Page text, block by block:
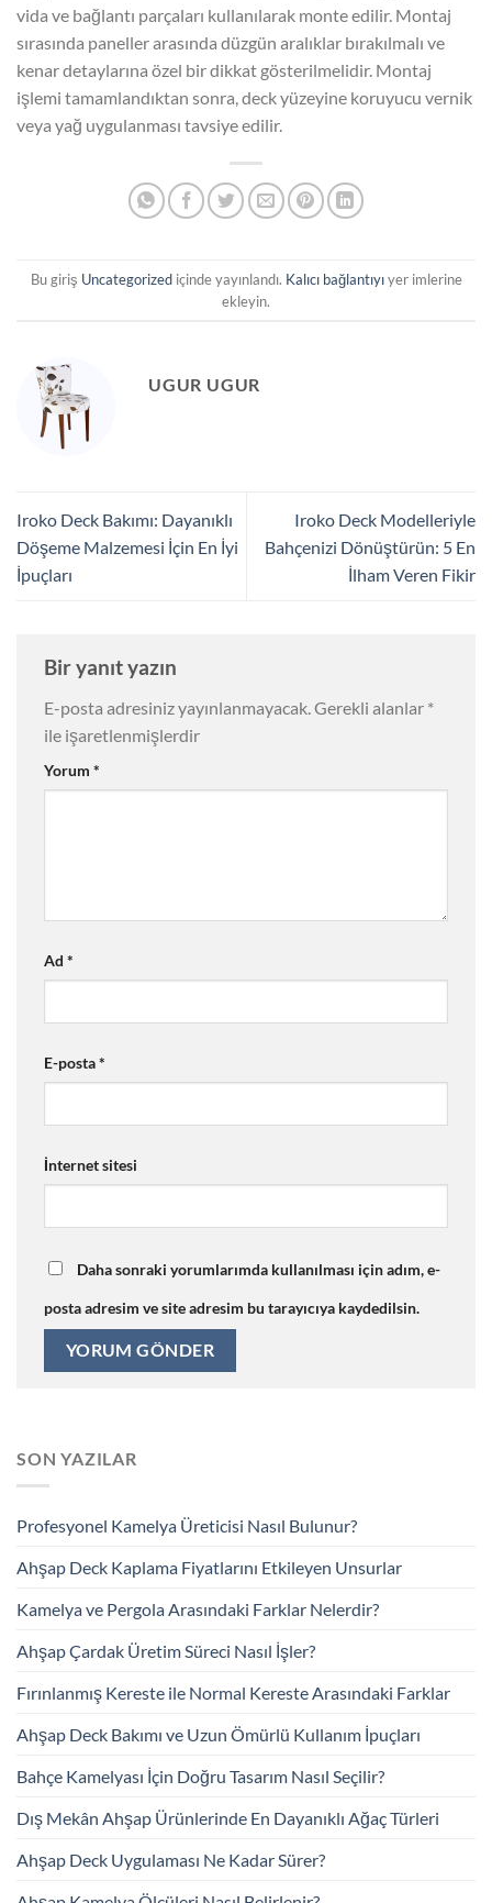
vida ve bağlantı parçaları kullanılarak monte edilir. Montaj
sırasında paneller arasında düzgün aralıklar bırakılmalı ve
kenar detaylarına özel bir dikkat gösterilmelidir. Montaj
işlemi tamamlandıktan sonra, deck yüzeyine koruyucu vernik
veya yağ uygulanması tavsiye edilir.
Bu giriş Uncategorizediçinde yayınlandı. Kalıcı bağlantıyıyer imlerine
ekleyin.
UGUR UGUR
Iroko Deck Bakımı: Dayanıklı
Döşeme Malzemesi İçin En İyi
İpuçları
Iroko Deck Modelleriyle
Bahçenizi Dönüştürün: 5 En
İlham Veren Fikir
Bir yanıt yazın
E-posta adresiniz yayınlanmayacak.Gerekli alanlar *
ile işaretlenmişlerdir
Yorum *
Ad *
E-posta*
İnternet sitesi
Daha sonraki yorumlarımda kullanılması için adım, e-
posta adresim ve site adresim bu tarayıcıya kaydedilsin.
SON YAZILAR
Profesyonel Kamelya Üreticisi Nasıl Bulunur?
Ahşap Deck Kaplama Fiyatlarını Etkileyen Unsurlar
Kamelya ve Pergola Arasındaki Farklar Nelerdir?
Ahşap Çardak Üretim Süreci Nasıl İşler?
Fırınlanmış Kereste ile Normal Kereste Arasındaki Farklar
Ahşap Deck Bakımı ve Uzun Ömürlü Kullanım İpuçları
Bahçe Kamelyası İçin Doğru Tasarım Nasıl Seçilir?
Dış Mekân Ahşap Ürünlerinde En Dayanıklı Ağaç Türleri
Ahşap Deck Uygulaması Ne Kadar Sürer?